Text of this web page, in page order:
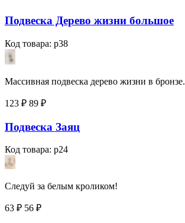
Подвеска Дерево жизни большое
Код товара: p38
Массивная подвеска дерево жизни в бронзе.
123 ₽ 89 ₽
Подвеска Заяц
Код товара: p24
Следуй за белым кроликом!
63 ₽ 56 ₽